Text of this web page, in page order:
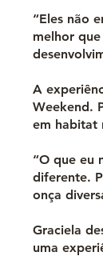
“Eles não
melhor
A
Weekend.
em habitat
“O que eu
diferente.
onça
Graciela
uma